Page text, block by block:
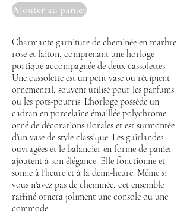
Ajouter au panier
Charmante garniture de cheminée en marbre
rose et laiton, comprenant une horloge
portique accompagnée de deux cassolettes.
Une cassolette est un petit vase ou récipient
ornemental, souvent utilisé pour les parfums
ou les pots-pourris. L'horloge possède un
cadran en porcelaine émaillée polychrome
orné de décorations florales et est surmontée
d'un vase de style classique. Les guirlandes
ouvragées et le balancier en forme de panier
ajoutent à son élégance. Elle fonctionne et
sonne à l'heure et à la demi-heure. Même si
vous n'avez pas de cheminée, cet ensemble
raffiné ornera joliment une console ou une
commode.